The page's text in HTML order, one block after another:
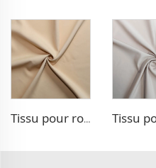
Tissu pour robe double tissage TR